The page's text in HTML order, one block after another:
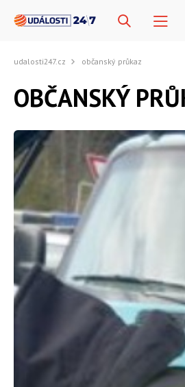
udalosti247.cz občanský průkaz
OBČANSKÝ